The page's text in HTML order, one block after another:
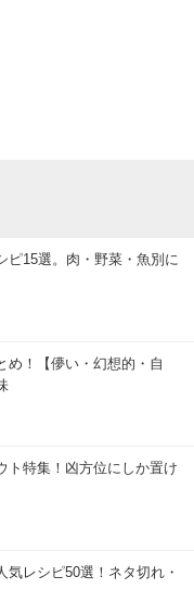
ピ15選。肉・野菜・魚別に
め！【儚い・幻想的・自
ト特集！凶方位にしか置け
レシピ50選！ネタ切れ・